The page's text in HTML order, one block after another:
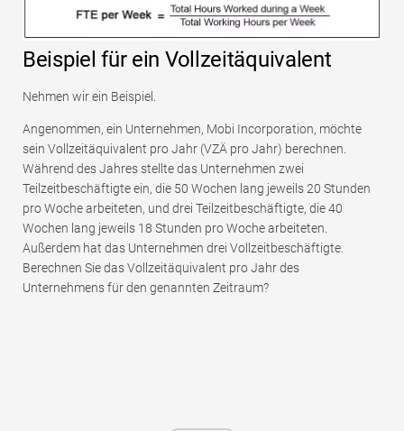
Beispiel für ein Vollzeitäquivalent
Nehmen wir ein Beispiel.
Angenommen, ein Unternehmen, Mobi Incorporation, möchte
sein Vollzeitäquivalent pro Jahr (VZÄ pro Jahr) berechnen.
Während des Jahres stellte das Unternehmen zwei
Teilzeitbeschäftigte ein, die 50 Wochen lang jeweils 20 Stunden
pro Woche arbeiteten, und drei Teilzeitbeschäftigte, die 40
Wochen lang jeweils 18 Stunden pro Woche arbeiteten.
Außerdem hat das Unternehmen drei Vollzeitbeschäftigte.
Berechnen Sie das Vollzeitäquivalent pro Jahr des
Unternehmens für den genannten Zeitraum?